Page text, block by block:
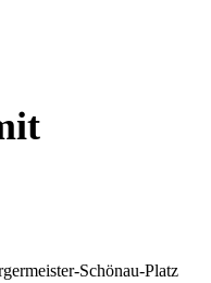
Schönau-Platz